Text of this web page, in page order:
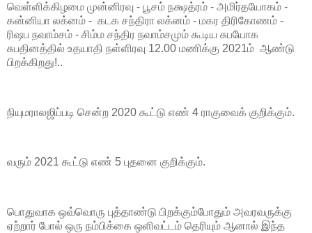
வெள்ளிக்கிழமை முன்னிரவு - பூசம் நக்ஷத்ரம் - அமிர்தயோகம் -
கன்னியா லக்னம் - கடக சந்திரா லக்னம் - மகர திரிகோணம் -
ரிஷப நவாம்சம் - சிம்ம சந்திர நவாம்சமும் கூடிய சுபயோக
சுபதினத்தில் உதயாதி நள்ளிரவு 12.00 மணிக்கு 2021ம் ஆண்டு
பிறக்கிறது!..
நியுமராலஜிப்படி சென்ற 2020 கூட்டு எண் 4 ராகுவைக் குறிக்கும்.
வரும் 2021 கூட்டு எண் 5 புதனை குறிக்கும்.
பொதுவாக ஒவ்வொரு புத்தாண்டு பிறக்கும்போதும் அவரவருக்கு
ஏற்றார் போல் ஒரு நம்பிக்கை ஒளிவட்டம் தெரியும் ஆனால் இந்த